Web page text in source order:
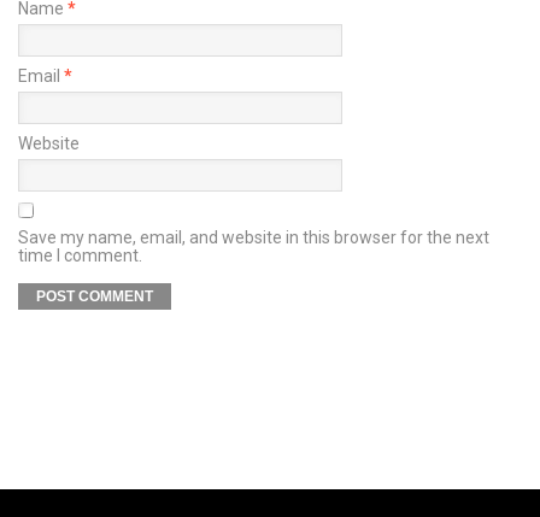
Name *
Email *
Website
Save my name, email, and website in this browser for the next
time I comment.